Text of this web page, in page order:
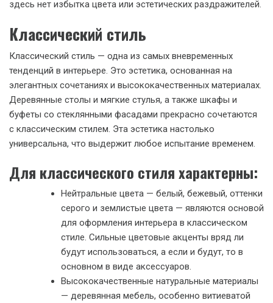
здесь нет избытка цвета или эстетических раздражителей.
Классический стиль
Классический стиль — одна из самых вневременных
тенденций в интерьере. Это эстетика, основанная на
элегантных сочетаниях и высококачественных материалах.
Деревянные столы и мягкие стулья, а также шкафы и
буфеты со стеклянными фасадами прекрасно сочетаются
с классическим стилем. Эта эстетика настолько
универсальна, что выдержит любое испытание временем.
Для классического стиля характерны:
Нейтральные цвета — белый, бежевый, оттенки
серого и землистые цвета — являются основой
для оформления интерьера в классическом
стиле. Сильные цветовые акценты вряд ли
будут использоваться, а если и будут, то в
основном в виде аксессуаров.
Высококачественные натуральные материалы
— деревянная мебель, особенно витиеватой